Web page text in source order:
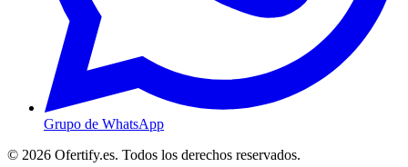
Grupo de WhatsApp
© 2026 Ofertify.es. Todos los derechos reservados.